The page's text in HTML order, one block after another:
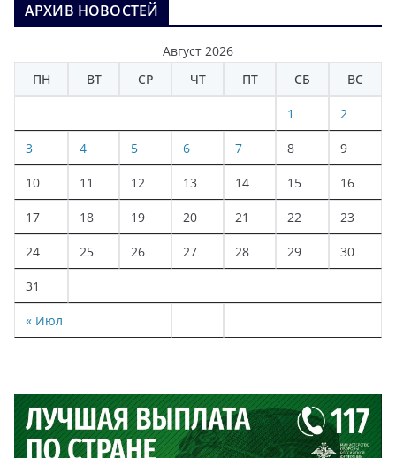
АРХИВ НОВОСТЕЙ
Август 2026
ПН
ВТ СР ЧТ ПТ СБ ВС
« Июл
1 2
3 4 5 6 7 8 9
10 11 12 13 14 15 16
17 18 19 20 21 22 23
24 25 26 27 28 29 30
31